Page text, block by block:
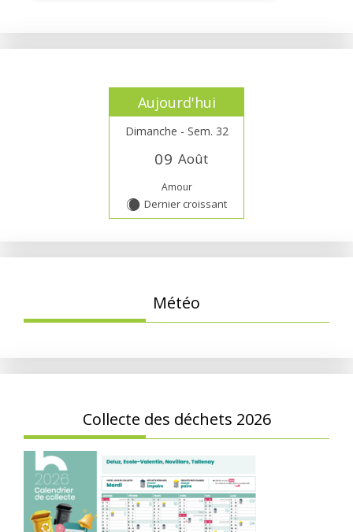
Aujourd'hui
Dimanche - Sem. 32
09 Août
Amour
X Dernier croissant
Météo
Collecte des déchets 2026